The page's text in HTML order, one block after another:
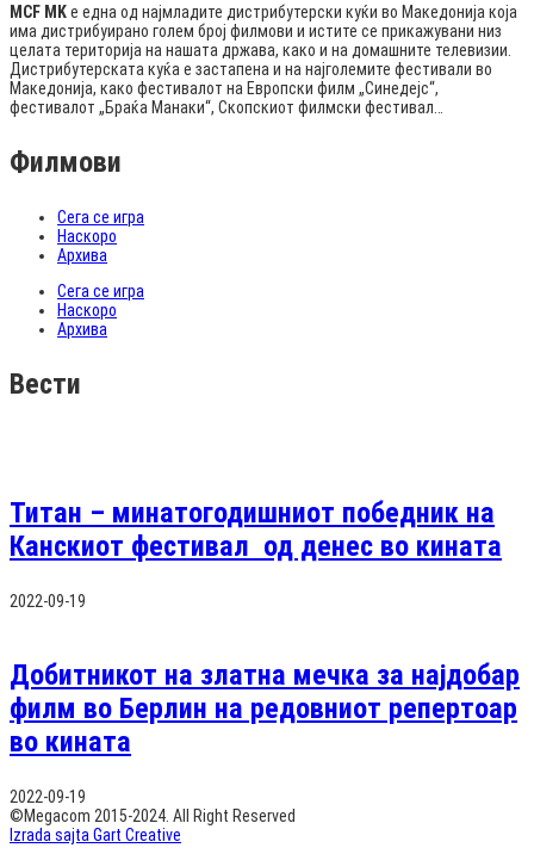
MCF MKе една од најмладите дистрибутерски куќи во Македонија која
има дистрибуирано голем број филмови и истите се прикажувани низ
целата територија на нашата држава, како и на домашните телевизии.
Дистрибутерската куќа е застапена и на најголемите фестивали во
Македонија, како фестивалот на Европски филм „Синедејс“,
фестивалот „Браќа Манаки“, Скопскиот филмски фестивал…
Филмови
Сега се игра
Наскоро
Архива
Сега се игра
Наскоро
Архива
Вести
Титан – минатогодишниот победник на
Канскиот фестивал од денес во кината
2022-09-19
Добитникот на златна мечка за најдобар
филм во Берлин на редовниот репертоар
во кината
2022-09-19
©Megacom 2015-2024. All Right Reserved
Izrada sajta Gart Creative